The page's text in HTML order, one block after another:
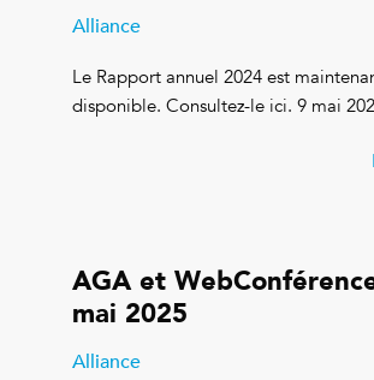
Alliance
Le Rapport annuel 2024 est
disponible. Consultez-le ici. 9 mai
AGA et
mai 2025
Alliance